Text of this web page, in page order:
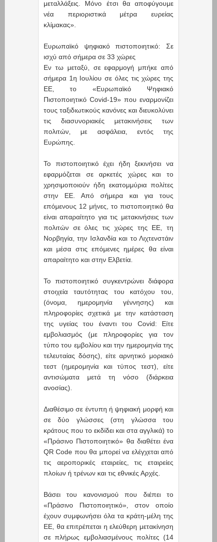
μεταλλάξεις. Μόνο έτσι θα αποφύγουμε
νέα περιοριστικά μέτρα ευρείας
κλίμακας».
Ευρωπαϊκό ψηφιακό πιστοποιητικό: Σε
ισχύ από σήμερα σε 33 χώρες
Εν τω μεταξύ, σε εφαρμογή μπήκε από
σήμερα 1η Ιουλίου σε όλες τις χώρες της
ΕΕ, το «Ευρωπαϊκό Ψηφιακό
Πιστοποιητικό Covid-19» που εναρμονίζει
τους ταξιδιωτικούς κανόνες και διευκολύνει
τις διασυνοριακές μετακινήσεις των
πολιτών, με ασφάλεια, εντός της
Ευρώπης.
Το πιστοποιητικό έχει ήδη ξεκινήσει να
εφαρμόζεται σε αρκετές χώρες και το
χρησιμοποιούν ήδη εκατομμύρια πολίτες
στην ΕΕ. Από σήμερα και για τους
επόμενους 12 μήνες, το πιστοποιητικό θα
είναι απαραίτητο για τις μετακινήσεις των
πολιτών σε όλες τις χώρες της ΕΕ, τη
Νορβηγία, την Ισλανδία και το Λιχτενστάιν
και μέσα στις επόμενες ημέρες θα είναι
απαραίτητο και στην Ελβετία.
Το πιστοποιητικό συγκεντρώνει διάφορα
στοιχεία ταυτότητας του κατόχου του,
(όνομα, ημερομηνία γέννησης) και
πληροφορίες σχετικά με την κατάσταση
της υγείας του έναντι του Covid: Είτε
εμβολιασμός (με πληροφορίες για τον
τύπο του εμβολίου και την ημερομηνία της
τελευταίας δόσης), είτε αρνητικό μοριακό
τεστ (ημερομηνία και τύπος τεστ), είτε
αντισώματα μετά τη νόσο (διάρκεια
ανοσίας).
Διαθέσιμο σε έντυπη ή ψηφιακή μορφή και
σε δύο γλώσσες (στη γλώσσα του
κράτους που το εκδίδει και στα αγγλικά) το
«Πράσινο Πιστοποιητικό» θα διαθέτει ένα
QR Code που θα μπορεί να ελέγχεται από
τις αεροπορικές εταιρείες, τις εταιρείες
πλοίων ή τρένων και τις εθνικές Αρχές.
Βάσει του κανονισμού που διέπει το
«Πράσινο Πιστοποιητικό», στον οποίο
έχουν συμφωνήσει όλα τα κράτη-μέλη της
ΕΕ, θα επιτρέπεται η ελεύθερη μετακίνηση
σε πλήρως εμβολιασμένους πολίτες (14